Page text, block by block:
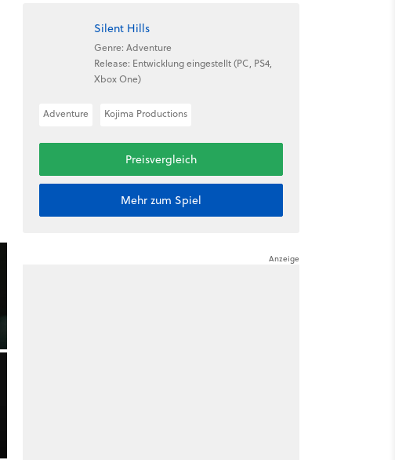
Silent Hills
Genre: Adventure
Release: Entwicklung eingestellt (PC, PS4,
Xbox One)
Adventure Kojima Productions
Preisvergleich
Mehr zum Spiel